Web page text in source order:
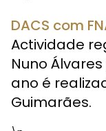
DACS com
Actividade
Nuno
ano é
Guimarães.